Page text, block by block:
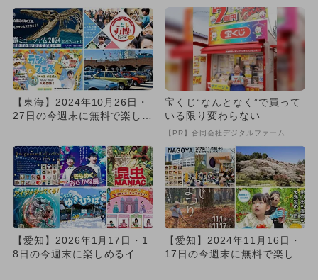
【東海】2024年10月26日・
27日の今週末に無料で楽しめ
宝くじ“なんとなく”で買って
いる限り変わらない
【PR】合同会社デジタルファーム
【愛知】2026年1月17日・1
8日の今週末に楽しめるイベ
【愛知】2024年11月16日・
17日の今週末に無料で楽しめ